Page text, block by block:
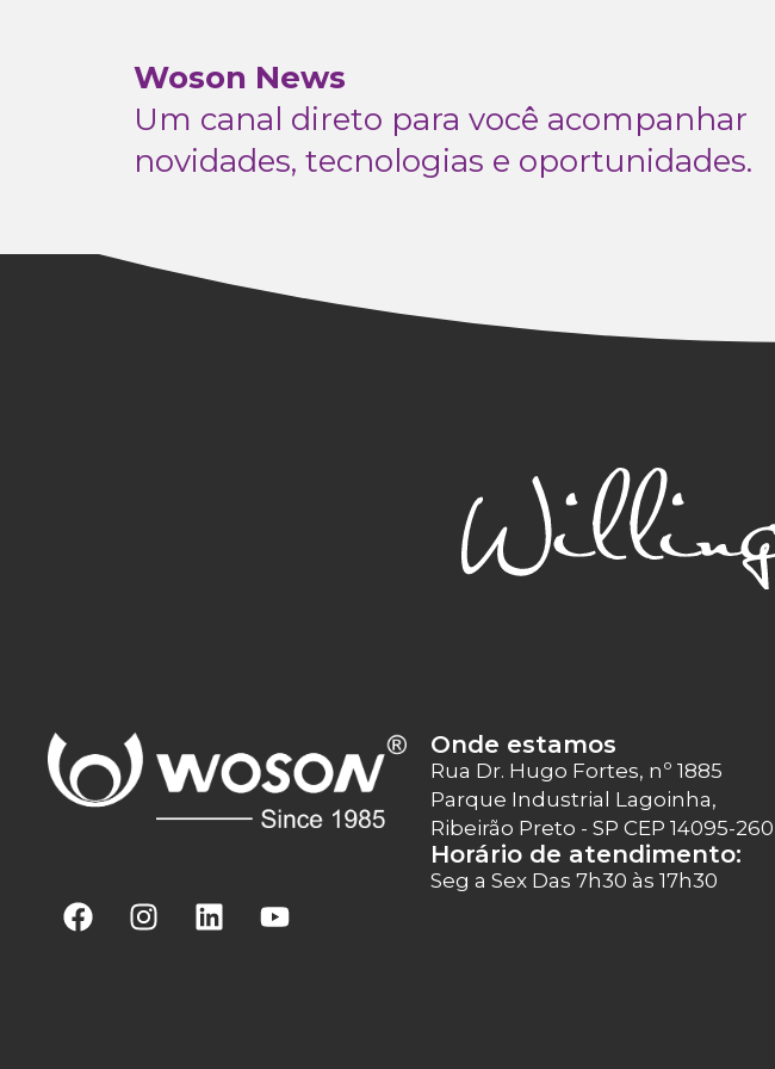
Woson News
Um canal direto para você acompanhar
novidades, tecnologias e oportunidades.
Onde estamos
Rua Dr. Hugo Fortes, nº 1885
Parque Industrial Lagoinha,
Ribeirão Preto - SP CEP 14095-260
Horário de atendimento:
Seg a Sex Das 7h30 às 17h30